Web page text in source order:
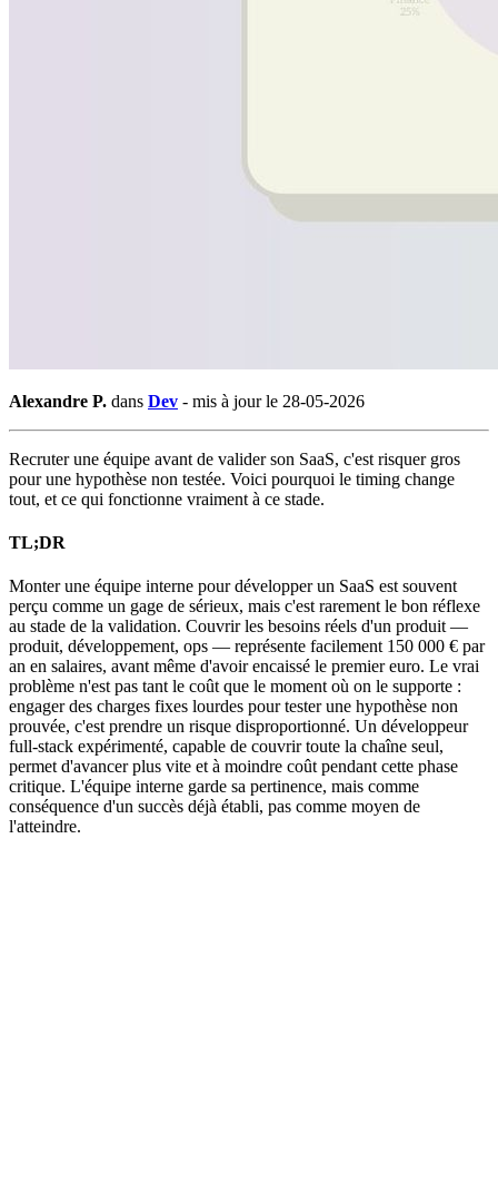
Alexandre P. dans Dev - mis à jour le 28-05-2026
Recruter une équipe avant de valider son SaaS, c'est risquer gros
pour une hypothèse non testée. Voici pourquoi le timing change
tout, et ce qui fonctionne vraiment à ce stade.
TL;DR
Monter une équipe interne pour développer un SaaS est souvent
perçu comme un gage de sérieux, mais c'est rarement le bon réflexe
au stade de la validation. Couvrir les besoins réels d'un produit —
produit, développement, ops — représente facilement 150 000 € par
an en salaires, avant même d'avoir encaissé le premier euro. Le vrai
problème n'est pas tant le coût que le moment où on le supporte :
engager des charges fixes lourdes pour tester une hypothèse non
prouvée, c'est prendre un risque disproportionné. Un développeur
full-stack expérimenté, capable de couvrir toute la chaîne seul,
permet d'avancer plus vite et à moindre coût pendant cette phase
critique. L'équipe interne garde sa pertinence, mais comme
conséquence d'un succès déjà établi, pas comme moyen de
l'atteindre.